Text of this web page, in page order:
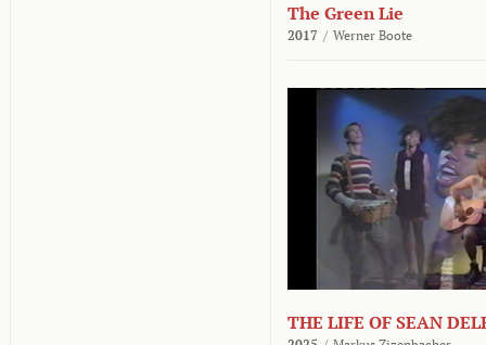
The Green Lie
2017 / Werner Boote
THE LIFE OF SEAN